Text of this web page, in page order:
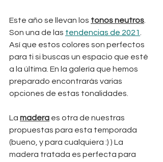
Este año se llevan los tonos neutros
Son una de las tendencias de 2021
Así que estos colores son perfectos
para ti si buscas un espacio que esté
a la última. En la galería que hemos
preparado encontrarás varias
opciones de estas tonalidades.
La madera es otra de nuestras
propuestas para esta temporada
(bueno, y para cualquiera :) ) La
madera tratada es perfecta para